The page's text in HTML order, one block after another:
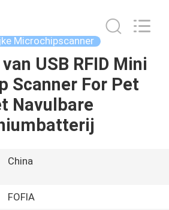
Microchipscanner
USB RFID Mini
Scanner For Pet
Navulbare
China
FOFIA